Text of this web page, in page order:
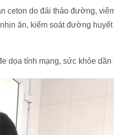
ceton do đái tháo đường,
ăn, kiểm soát đường huyết
dọa tính mạng, sức khỏe dần